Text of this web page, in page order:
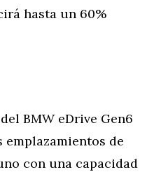
hasta un 60%
BMW eDrive Gen6
de
con una capacidad